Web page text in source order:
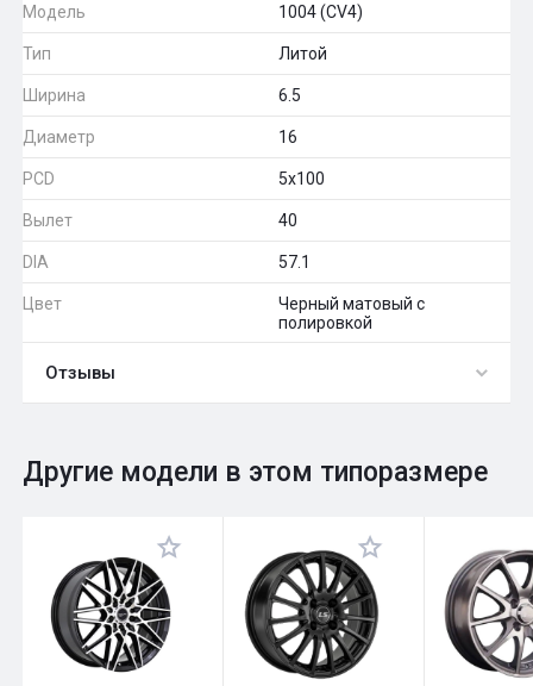
Модель 1004 (CV4)
Тип Литой
Ширина 6.5
Диаметр 16
PCD 5x100
Вылет 40
DIA 57.1
Цвет
Черный матовый с
полировкой
Отзывы
Оставить отзыв
Общий рейтинг 0
Другие модели в этом типоразмере